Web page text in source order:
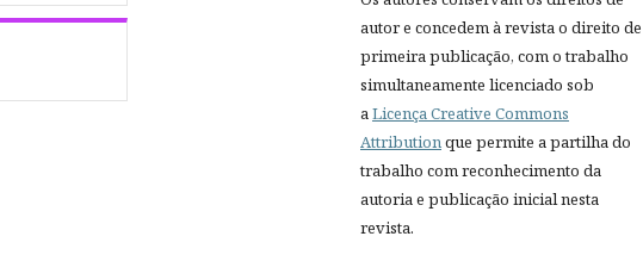
autor e concedem à revista o direito de
primeira publicação, com o trabalho
simultaneamente licenciado sob
aLicença Creative Commons
Attributionque permite a partilha do
trabalho com reconhecimento da
autoria e publicação inicial nesta
revista.